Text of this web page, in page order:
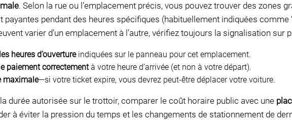
. Selon la rue ou l’emplacement précis, vous pouvez trouver des zones
payantes pendant des heures spécifiques (habituellement indiquées comme
varier d’un emplacement à l’autre, vérifiez toujours la signalisation sur
heures d’ouvertureindiquées sur le panneau pour cet emplacement.
paiement correctementà votre heure d’arrivée (et non à votre départ).
maximale—si votre ticket expire, vous devrez peut-être déplacer votre voiture.
durée autorisée sur le trottoir, comparer le coût horaire public avec une
à éviter la pression du temps et les changements de stationnement de